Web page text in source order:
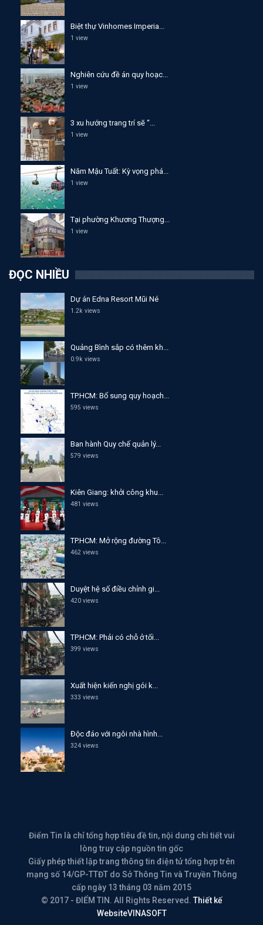
Biệt thự Vinhomes Imperia...
1 view
Nghiên cứu đề án quy hoạc...
1 view
3 xu hướng trang trí sẽ “...
1 view
Năm Mậu Tuất: Kỳ vọng phá...
1 view
Tại phường Khương Thượng...
1 view
ĐỌC NHIỀU
Dự án Edna Resort Mũi Né
1.2k views
Quảng Bình sắp có thêm kh...
0.9k views
TP.HCM: Bổ sung quy hoạch...
595 views
Ban hành Quy chế quản lý...
579 views
Kiên Giang: khởi công khu...
481 views
TP.HCM: Mở rộng đường Tô...
462 views
Duyệt hệ số điều chỉnh gi...
420 views
TP.HCM: Phải có chỗ ở tối...
399 views
Xuất hiện kiến nghị gói k...
333 views
Độc đáo với ngôi nhà hình...
324 views
Điểm Tin là chỉ tổng hợp tiêu đề tin, nội dung chi tiết vui
lòng truy cập nguồn tin gốc
Giấy phép thiết lập trang thông tin điện tử tổng hợp trên
mạng số 14/GP-TTĐT do Sở Thông Tin và Truyền Thông
cấp ngày 13 tháng 03 năm 2015
© 2017 - ĐIỂM TIN. All Rights Reserved. Thiết kế
WebsiteVINASOFT